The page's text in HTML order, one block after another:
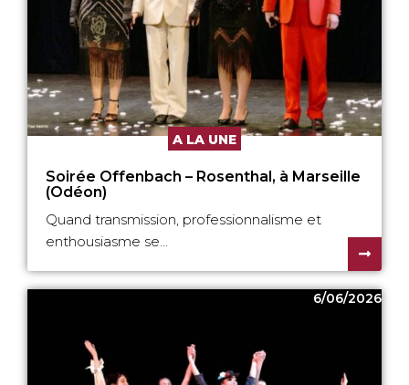
A LA UNE
Soirée Offenbach – Rosenthal, à Marseille
(Odéon)
Quand transmission, professionnalisme et
enthousiasme se...
6/06/2026